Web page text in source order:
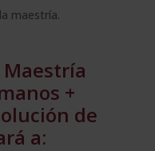
maestría.
Maestría
+
de
a: